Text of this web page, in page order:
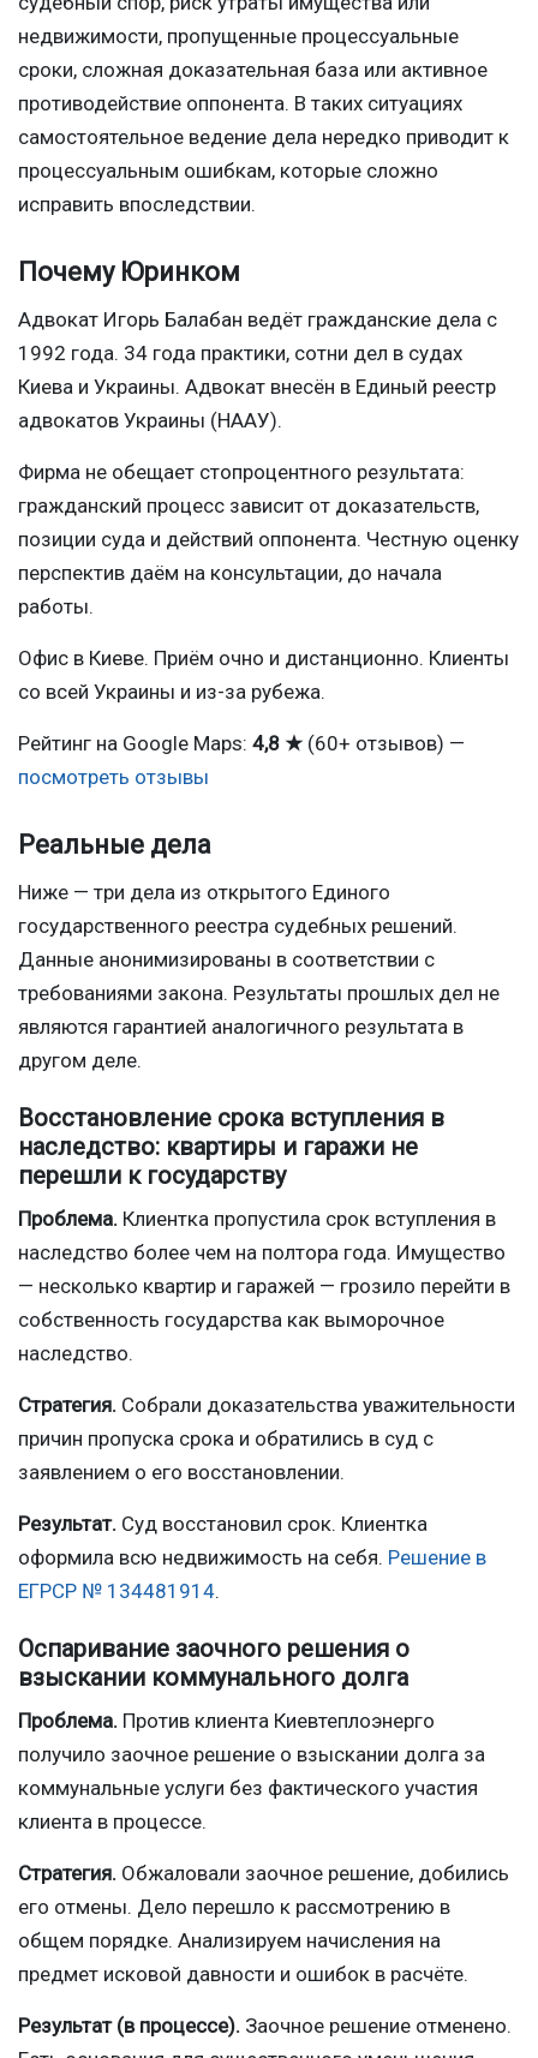
недвижимости, пропущенные процессуальные
сроки, сложная доказательная база или активное
противодействие оппонента. В таких ситуациях
самостоятельное ведение дела нередко приводит к
процессуальным ошибкам, которые сложно
исправить впоследствии.
Почему Юринком
Адвокат Игорь Балабан ведёт гражданские дела с
1992 года. 34 года практики, сотни дел в судах
Киева и Украины. Адвокат внесён в Единый реестр
адвокатов Украины (НААУ).
Фирма не обещает стопроцентного результата:
гражданский процесс зависит от доказательств,
позиции суда и действий оппонента. Честную оценку
перспектив даём на консультации, до начала
работы.
Офис в Киеве. Приём очно и дистанционно. Клиенты
со всей Украины и из-за рубежа.
Рейтинг на Google Maps: 4,8 ★ (60+ отзывов) —
посмотреть отзывы
Реальные дела
Ниже — три дела из открытого Единого
государственного реестра судебных решений.
Данные анонимизированы в соответствии с
требованиями закона. Результаты прошлых дел не
являются гарантией аналогичного результата в
другом деле.
Восстановление срока вступления в
наследство: квартиры и гаражи не
перешли к государству
Проблема. Клиентка пропустила срок вступления в
наследство более чем на полтора года. Имущество
— несколько квартир и гаражей — грозило перейти в
собственность государства как выморочное
наследство.
Стратегия. Собрали доказательства уважительности
причин пропуска срока и обратились в суд с
заявлением о его восстановлении.
Результат. Суд восстановил срок. Клиентка
оформила всю недвижимость на себя. Решение в
ЕГРСР № 134481914.
Оспаривание заочного решения о
взыскании коммунального долга
Проблема. Против клиента Киевтеплоэнерго
получило заочное решение о взыскании долга за
коммунальные услуги без фактического участия
клиента в процессе.
Стратегия. Обжаловали заочное решение, добились
его отмены. Дело перешло к рассмотрению в
общем порядке. Анализируем начисления на
предмет исковой давности и ошибок в расчёте.
Результат (в процессе). Заочное решение отменено.